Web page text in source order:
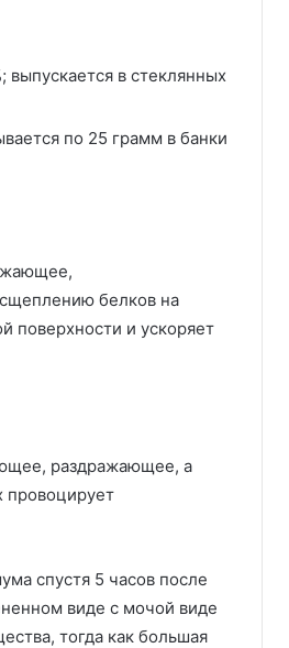
выпускается в стеклянных
по 25 грамм в банки
белков на
поверхности и ускоряет
раздражающее, а
провоцирует
спустя 5 часов после
виде с мочой виде
тогда как большая